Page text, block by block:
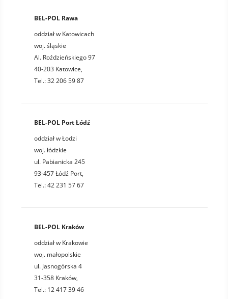
BEL-POL Rawa
oddział w Katowicach
woj. śląskie
Al. Roździeńskiego 97
40-203 Katowice,
Tel.: 32 206 59 87
BEL-POL Port Łódź
oddział w Łodzi
woj. łódzkie
ul. Pabianicka 245
93-457 Łódź Port,
Tel.: 42 231 57 67
BEL-POL Kraków
oddział w Krakowie
woj. małopolskie
ul. Jasnogórska 4
31-358 Kraków,
Tel.: 12 417 39 46